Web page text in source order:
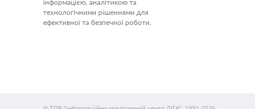
інформацією, аналітикою та
технологічними рішеннями для
ефективної та безпечної роботи.